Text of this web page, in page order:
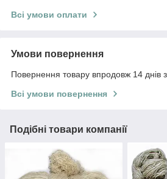
Всі умови оплати
Умови повернення
Повернення товару впродовж 14 днів
Всі умови повернення
Подібні товари компанії